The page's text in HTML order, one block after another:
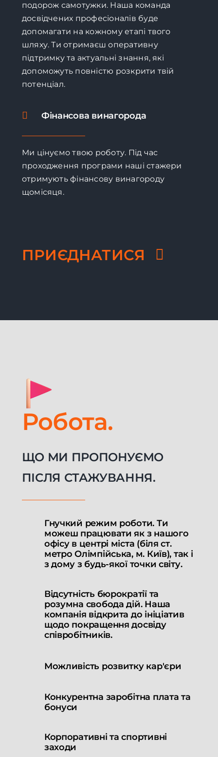
подорож самотужки. Наша команда
досвідчених професіоналів буде
допомагати на кожному етапі твого
шляху. Ти отримаєш оперативну
підтримку та актуальні знання, які
допоможуть повністю розкрити твій
потенціал.
Фінансова винагорода
Ми цінуємо твою роботу. Під час
проходження програми наші стажери
отримують фінансову винагороду
щомісяця.
ПРИЄДНАТИСЯ
Робота.
ЩО МИ ПРОПОНУЄМО
ПІСЛЯ СТАЖУВАННЯ.
Гнучкий режим роботи. Ти
можеш працювати як з нашого
офісу в центрі міста (біля ст.
метро Олімпійська, м. Київ), так і
з дому з будь-якої точки світу.
Відсутність бюрократії та
розумна свобода дій. Наша
компанія відкрита до ініціатив
щодо покращення досвіду
співробітників.
Можливість розвитку кар'єри
Конкурентна заробітна плата та
бонуси
Корпоративні та спортивні
заходи